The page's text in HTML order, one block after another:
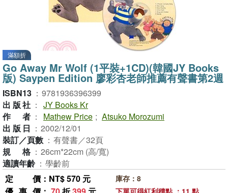
滿額折
Go Away Mr Wolf (1平裝+1CD)(韓國JY Books
版) Saypen Edition 廖彩杏老師推薦有聲書第2週
ISBN13 ： 9781936396399
出版社 ： JY Books Kr
作者 ： Mathew Price ; Atsuko Morozumi
出版日 ： 2002/12/01
裝訂／頁數 ： 有聲書／32頁
規格 ： 26cm*22cm (高/寬)
適讀年齡 ： 學齡前
定價 ：NT$ 570 元
庫存：8
下單可得紅利積點 ：11 點